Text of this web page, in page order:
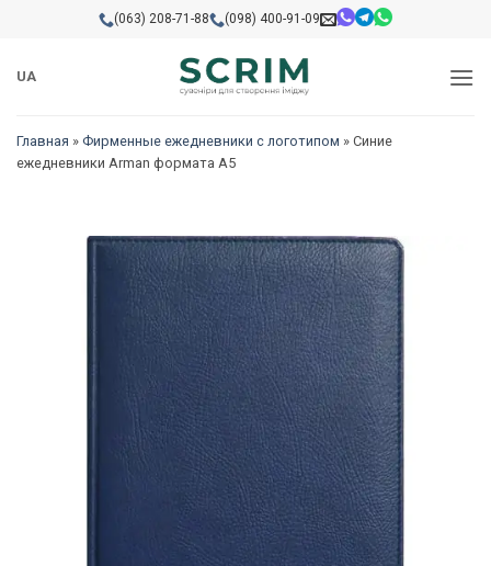
content
(063) 208-71-88 (098) 400-91-09
UA
Главная » Фирменные ежедневники с логотипом » Синие
ежедневники Arman формата А5